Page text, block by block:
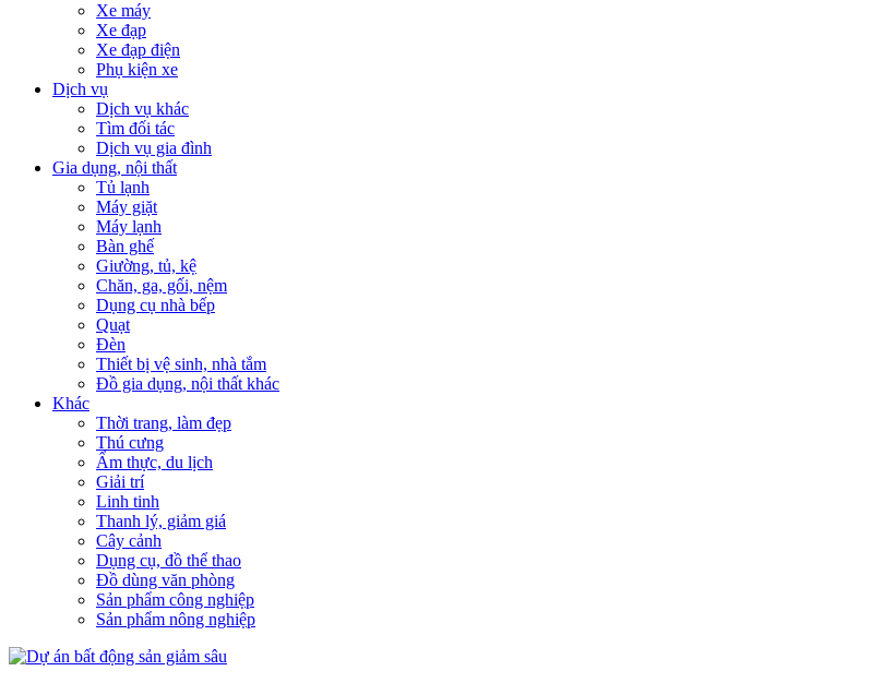
Xe máy
Xe đạp
Xe đạp điện
Phụ kiện xe
Dịch vụ
Dịch vụ khác
Tìm đối tác
Dịch vụ gia đình
Gia dụng, nội thất
Tủ lạnh
Máy giặt
Máy lạnh
Bàn ghế
Giường, tủ, kệ
Chăn, ga, gối, nệm
Dụng cụ nhà bếp
Quạt
Đèn
Thiết bị vệ sinh, nhà tắm
Đồ gia dụng, nội thất khác
Khác
Thời trang, làm đẹp
Thú cưng
Ẩm thực, du lịch
Giải trí
Linh tinh
Thanh lý, giảm giá
Cây cảnh
Dụng cụ, đồ thể thao
Đồ dùng văn phòng
Sản phẩm công nghiệp
Sản phẩm nông nghiệp